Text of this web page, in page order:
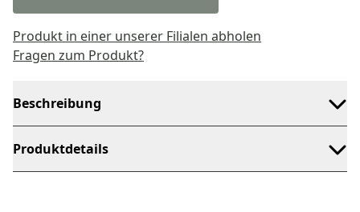
Produkt in einer unserer Filialen abholen
Fragen zum Produkt?
Beschreibung
Produktdetails